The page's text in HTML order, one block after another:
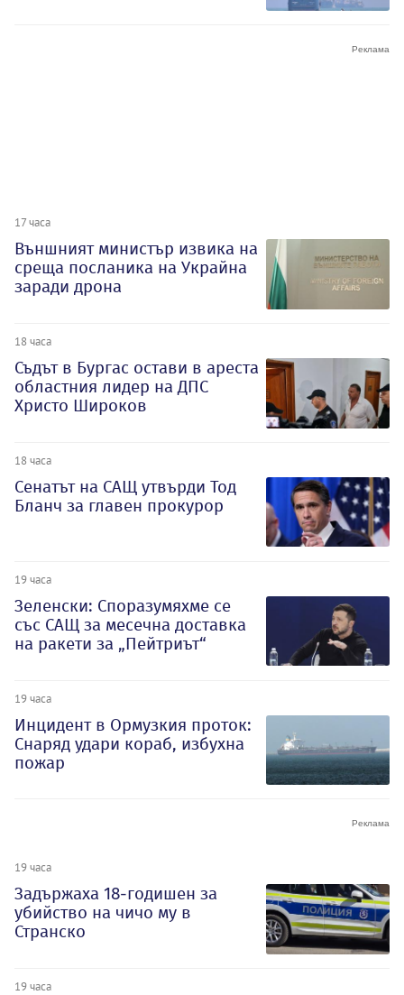
17 часа
Външният министър извика на
среща посланика на Украйна
заради дрона
18 часа
Съдът в Бургас остави в ареста
областния лидер на ДПС
Христо Широков
18 часа
Сенатът на САЩ утвърди Тод
Бланч за главен прокурор
19 часа
Зеленски: Споразумяхме се
със САЩ за месечна доставка
на ракети за „Пейтриът“
19 часа
Инцидент в Ормузкия проток:
Снаряд удари кораб, избухна
пожар
19 часа
Задържаха 18-годишен за
убийство на чичо му в
Странско
19 часа